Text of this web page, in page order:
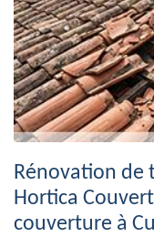
Rénovation de
Hortica
couverture à